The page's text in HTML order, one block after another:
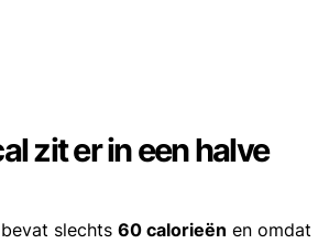
zit er in een halve
slechts 60 calorieën en omdat